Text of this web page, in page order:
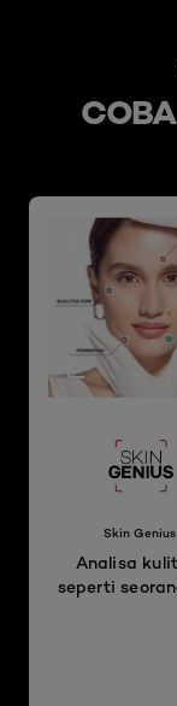
Skin Genius
Analisa
seperti